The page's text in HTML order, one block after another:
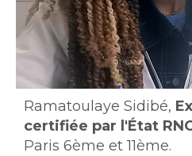
Intro
Ramatoulaye Sidibé,
certifiée par l'État
Paris 6ème et 11ème.